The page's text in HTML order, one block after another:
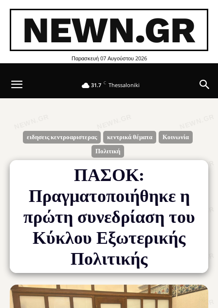
NEWN.GR
Παρασκευή 07 Αυγούστου 2026
31.7 C Thessaloniki
ειδησεις κεντροαριστερας κεντρικά θέματα
Κοινωνία
Πολιτική
ΠΑΣΟΚ:
Πραγματοποιήθηκε η
πρώτη συνεδρίαση του
Κύκλου Εξωτερικής
Πολιτικής